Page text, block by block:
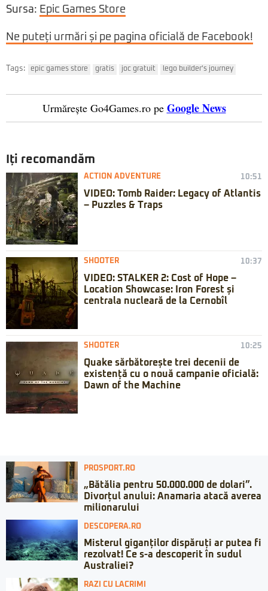
Sursa: Epic Games Store
Ne puteți urmări și pe pagina oficială de Facebook!
Tags: epic games store gratis joc gratuit lego builder's journey
Urmărește Go4Games.ro pe Google News
Iți recomandăm
ACTION ADVENTURE 10:51
VIDEO: Tomb Raider: Legacy of Atlantis
– Puzzles & Traps
SHOOTER 10:37
VIDEO: STALKER 2: Cost of Hope –
Location Showcase: Iron Forest și
centrala nucleară de la Cernobîl
SHOOTER 10:25
Quake sărbătorește trei decenii de
existență cu o nouă campanie oficială:
Dawn of the Machine
PROSPORT.RO
„Bătălia pentru 50.000.000 de dolari”.
Divorțul anului: Anamaria atacă averea
milionarului
DESCOPERA.RO
Misterul giganților dispăruți ar putea fi
rezolvat! Ce s-a descoperit în sudul
Australiei?
RAZI CU LACRIMI